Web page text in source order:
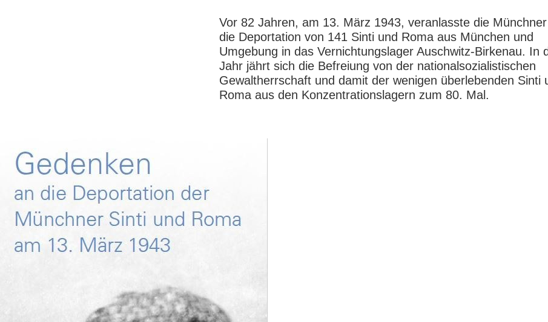
Vor 82 Jahren, am 13. März 1943, veranlasste die
die Deportation von 141 Sinti und Roma aus München und
Umgebung in das Vernichtungslager Auschwitz-Birkenau. In
Jahr jährt sich die Befreiung von der nationalsozialistischen
Gewaltherrschaft und damit der wenigen überlebenden Sinti
Roma aus den Konzentrationslagern zum 80. Mal.